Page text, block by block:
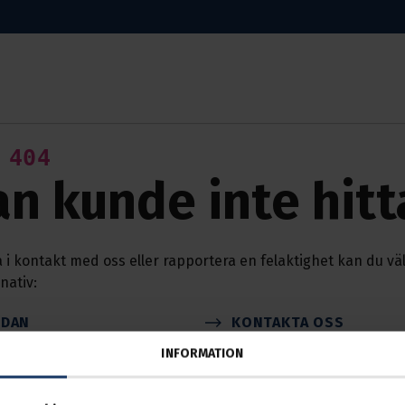
INFORMATION
404
kunde inte
i kontakt med oss eller rapportera en felaktighet kan du
KONTAKTA OSS
MINA SIDOR